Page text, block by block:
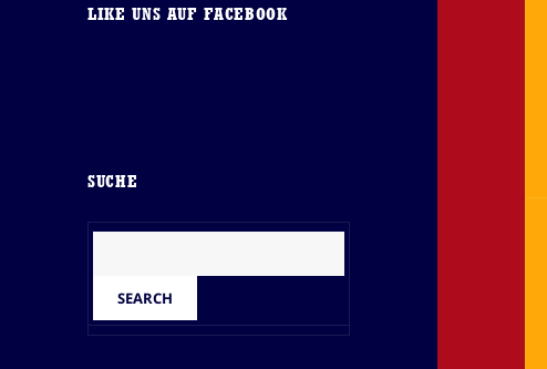
LIKE UNS AUF FACEBOOK
SUCHE